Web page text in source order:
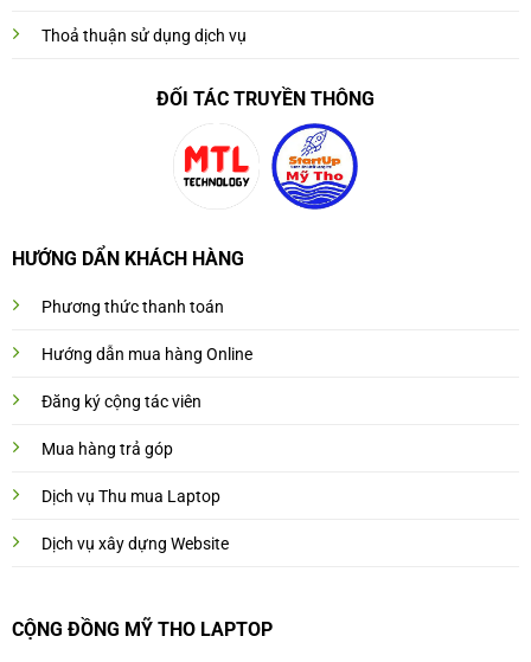
Thoả thuận sử dụng dịch vụ
ĐỐI TÁC TRUYỀN THÔNG
HƯỚNG DẨN KHÁCH HÀNG
Phương thức thanh toán
Hướng dẫn mua hàng Online
Đăng ký cộng tác viên
Mua hàng trả góp
Dịch vụ Thu mua Laptop
Dịch vụ xây dựng Website
CỘNG ĐỒNG MỸ THO LAPTOP